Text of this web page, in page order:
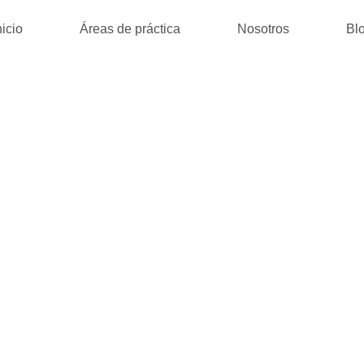
Áreas de práctica Nosotros